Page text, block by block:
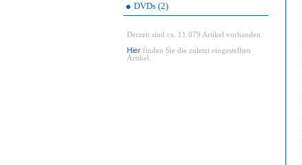
DVDs (2)
Derzeit sind ca. 11.079 Artikel vorhanden.
Hier finden Sie die zuletzt eingestellten
Artikel.